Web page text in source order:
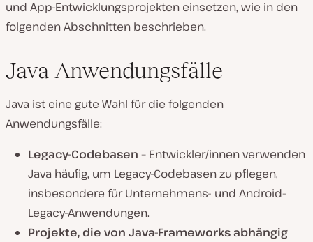
und App-Entwicklungsprojekten einsetzen, wie in den
folgenden Abschnitten beschrieben.
Java Anwendungsfälle
Java ist eine gute Wahl für die folgenden
Anwendungsfälle:
Legacy-Codebasen – Entwickler/innen verwenden
Java häufig, um Legacy-Codebasen zu pflegen,
insbesondere für Unternehmens- und Android-
Legacy-Anwendungen.
Projekte, die von Java-Frameworks abhängig